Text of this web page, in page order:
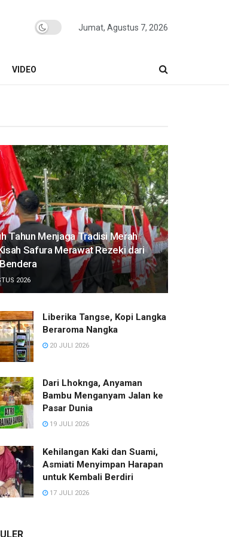
Jumat, Agustus 7, 2026
VIDEO
Tahun Menjaga Tradisi Merah
Safura Merawat Rezeki dari
2026
Liberika Tangse, Kopi Langka
Beraroma Nangka
20 JULI 2026
Dari Lhoknga, Anyaman
Bambu Menganyam Jalan ke
Pasar Dunia
19 JULI 2026
Kehilangan Kaki dan Suami,
Asmiati Menyimpan Harapan
untuk Kembali Berdiri
17 JULI 2026